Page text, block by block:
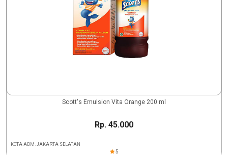
Scott's Emulsion Vita Orange 200 ml
Rp. 45.000
KOTA ADM. JAKARTA SELATAN
5